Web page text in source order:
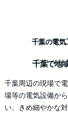
千葉の電気
千葉で地
千葉周辺の現場で
場等の電気設備か
い、きめ細やかな